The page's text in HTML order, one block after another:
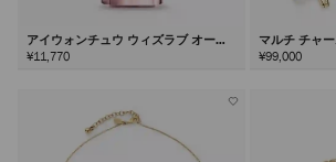
アイウォンチュウ ウィズラブ オード
パルファム40ml
¥11,770
マルチ チャ
¥99,000